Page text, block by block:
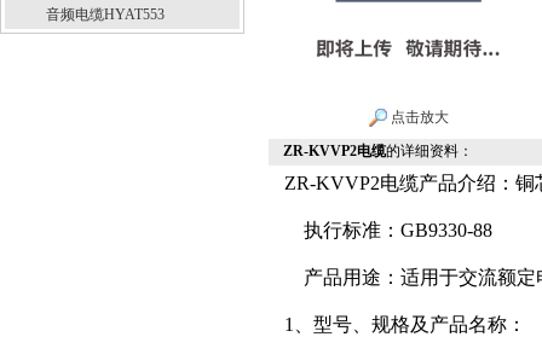
音频电缆HYAT553
点击放大
ZR-KVVP2电缆的详细资料：
ZR-KVVP2电缆产品介绍：
执行标准：GB9330-88
产品用途：适用于交流额定
1、型号、规格及产品名称：